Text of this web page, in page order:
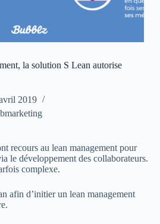
la solution S Lean autorise
2019
recours au lean management pour
le développement des collaborateurs.
complexe.
afin d’initier un lean management